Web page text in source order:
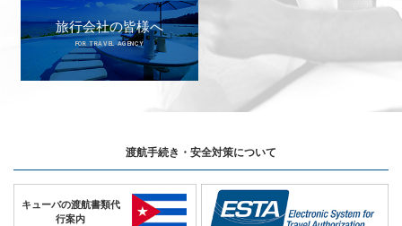
旅行会社の皆様へ
FOR TRAVEL AGENCY
渡航手続き・安全対策について
キューバの渡航書類代
行案内